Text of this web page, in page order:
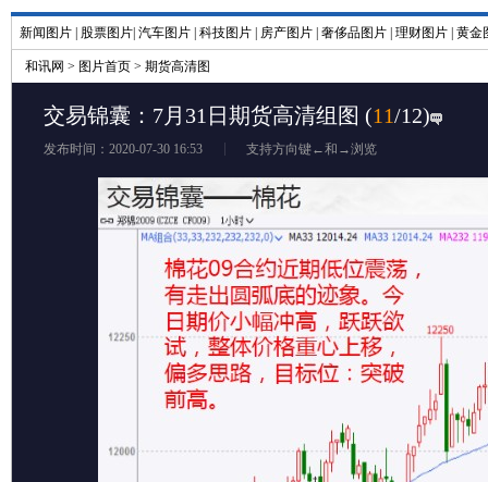
新闻图片 股票图片 汽车图片 科技图片 房产图片 奢侈品图片 理财图片 黄金
和讯网 > 图片首页 > 期货高清图
交易锦囊：7月31日期货高清组图 (11/12)
发布时间：2020-07-30 16:53 支持方向键←和→浏览